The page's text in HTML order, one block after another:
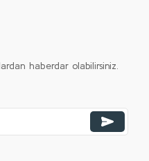
haberdar olabilirsiniz.